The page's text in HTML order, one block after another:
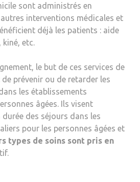
sont administrés en
interventions médicales et
déjà les patients : aide
etc.
le but de ces services de
prévenir ou de retarder les
les établissements
âgées. Ils visent
des séjours dans les
pour les personnes âgées et
types de soins sont pris en